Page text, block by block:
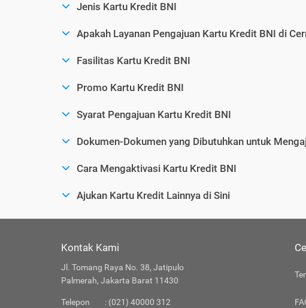
Jenis Kartu Kredit BNI
Apakah Layanan Pengajuan Kartu Kredit BNI di
Fasilitas Kartu Kredit BNI
Promo Kartu Kredit BNI
Syarat Pengajuan Kartu Kredit BNI
Dokumen-Dokumen yang Dibutuhkan untuk
Cara Mengaktivasi Kartu Kredit BNI
Ajukan Kartu Kredit Lainnya di Sini
Kontak Kami
Jl. Tomang Raya No. 38, Jatipulo
Palmerah, Jakarta Barat 11430
Telepon
: (021) 40000 312